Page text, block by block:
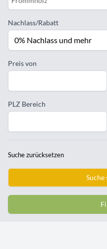
Nachlass/Rabatt
Preis von
PLZ Bereich
Suche zurücksetzen
Suche